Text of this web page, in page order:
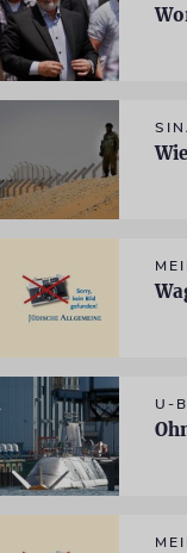
U-